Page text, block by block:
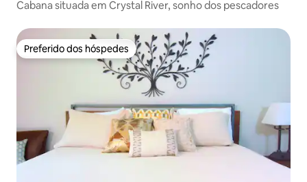
Cabana situada em Crystal River, sonho dos pescadores
Preferido dos hóspedes
Preferido dos hóspedes